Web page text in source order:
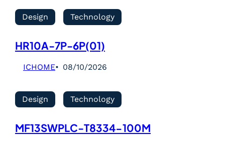
Design Technology
HR10A-7P-6P(01)
ICHOME 08/10/2026
Design Technology
MF13SWPLC-T8334-100M